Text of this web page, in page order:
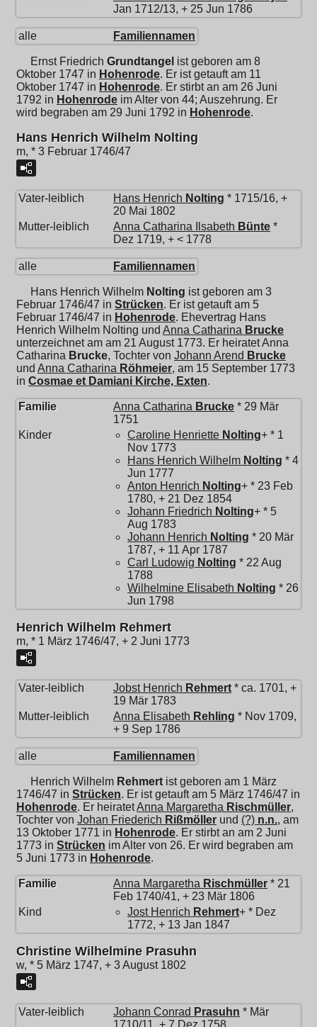
Jan 1712/13, + 25 Jun 1786
alle Familiennamen
Ernst Friedrich Grundtangel ist geboren am 8
Oktober 1747 in Hohenrode. Er ist getauft am 11
Oktober 1747 in Hohenrode. Er stirbt an am 26 Juni
1792 in Hohenrode im Alter von 44; Auszehrung. Er
wird begraben am 29 Juni 1792 in Hohenrode.
Hans Henrich Wilhelm Nolting
m, * 3 Februar 1746/47
Vater-leiblich Hans Henrich Nolting * 1715/16, +
20 Mai 1802
Mutter-leiblich
Anna Catharina Ilsabeth Bünte *
Dez 1719, + < 1778
alle Familiennamen
Hans Henrich Wilhelm Nolting ist geboren am 3
Februar 1746/47 in Strücken. Er ist getauft am 5
Februar 1746/47 in Hohenrode. Ehevertrag Hans
Henrich Wilhelm Nolting und Anna Catharina Brucke
unterzeichnet am am 21 August 1773. Er heiratetAnna
Catharina Brucke, Tochter von Johann Arend Brucke
und Anna Catharina Röhmeier, am 15 September 1773
in Cosmae et Damiani Kirche, Exten.
Familie Anna Catharina Brucke * 29 Mär
1751
Kinder
Caroline Henriette Nolting+ * 1
Nov 1773
Hans Henrich Wilhelm Nolting * 4
Jun 1777
Anton Henrich Nolting+ * 23 Feb
1780, + 21 Dez 1854
Johann Friedrich Nolting+ * 5
Aug 1783
Johann Henrich Nolting * 20 Mär
1787, + 11 Apr 1787
Carl Ludowig Nolting * 22 Aug
1788
Wilhelmine Elisabeth Nolting * 26
Jun 1798
Henrich Wilhelm Rehmert
m, * 1 März 1746/47, + 2 Juni 1773
Vater-leiblich Jobst Henrich Rehmert * ca. 1701, +
19 Mär 1783
Mutter-leiblich
Anna Elisabeth Rehling * Nov 1709,
+ 9 Sep 1786
alle Familiennamen
Henrich Wilhelm Rehmert ist geboren am 1 März
1746/47 in Strücken. Er ist getauft am 5 März 1746/47 in
Hohenrode. Er heiratetAnna Margaretha Rischmüller,
Tochter von Johan Friederich Rißmöller und (?) n.n., am
13 Oktober 1771 in Hohenrode. Er stirbt an am 2 Juni
1773 in Strücken im Alter von 26. Er wird begraben am
5 Juni 1773 in Hohenrode.
Familie Anna Margaretha Rischmüller * 21
Feb 1740/41, + 23 Mär 1806
Kind
Jost Henrich Rehmert+ * Dez
1772, + 13 Jan 1847
Christine Wilhelmine Prasuhn
w, * 5 März 1747, + 3 August 1802
Vater-leiblich Johann Conrad Prasuhn * Mär
1710/11, + 7 Dez 1758